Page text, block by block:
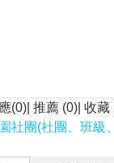
(0)| 推薦 (0)| 收藏
社團(社團、班級